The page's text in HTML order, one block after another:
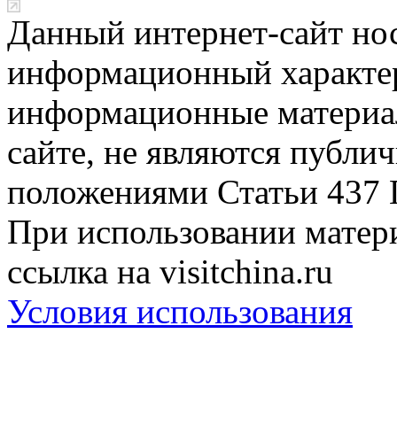
Данный интернет-сайт
информационный
информационные
сайте, не являются
положениями Статьи 437
При использовании
ссылка на visitchina.ru
Условия использования